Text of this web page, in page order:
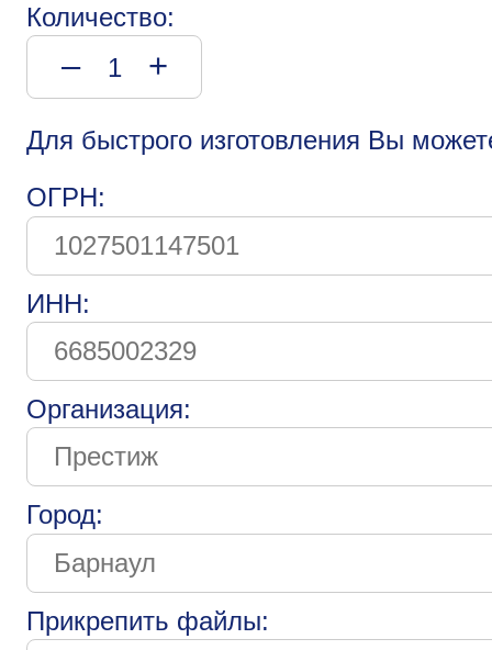
Количество:
– +
Для быстрого изготовления Вы
ОГРН:
ИНН:
Организация:
Город:
Прикрепить файлы: